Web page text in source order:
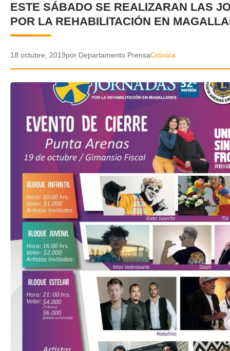
DEPORTES
POLICIAL
AUDIOS
VIDEOS
GALERIA DE FOTOS
APP MÓVIL
TRANSPARENCIA
✕
ESTE SÁBADO SE REALIZARAN LAS
POR LA REHABILITACIÓN EN
18 octubre, 2019por Departamento PrensaCrónica